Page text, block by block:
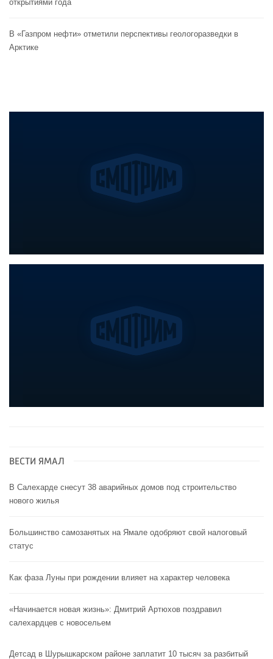
открытиями года
В «Газпром нефти» отметили перспективы геологоразведки в
Арктике
ВЕСТИ ЯМАЛ
В Салехарде снесут 38 аварийных домов под строительство
нового жилья
Большинство самозанятых на Ямале одобряют свой налоговый
статус
Как фаза Луны при рождении влияет на характер человека
«Начинается новая жизнь»: Дмитрий Артюхов поздравил
салехардцев с новосельем
Детсад в Шурышкарском районе заплатит 10 тысяч за разбитый